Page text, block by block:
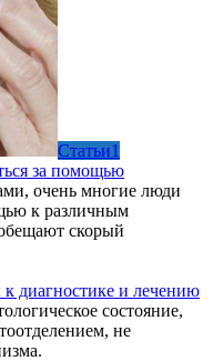
Cтатьи1
за помощью
очень многие люди
к различным
скорый
диагностике и лечению
состояние,
не